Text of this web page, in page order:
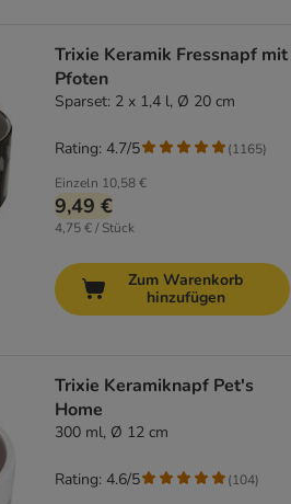
Trixie Keramik Fressnapf mit
Pfoten
Sparset: 2 x 1,4 l, Ø 20 cm
Einzeln 10,58 €
9,49 €
4,75 € / Stück
Rating: 4.7/5 (1165)
Zum Warenkorb
hinzufügen
Trixie Keramiknapf Pet's
Home
300 ml, Ø 12 cm
Rating: 4.6/5 (104)